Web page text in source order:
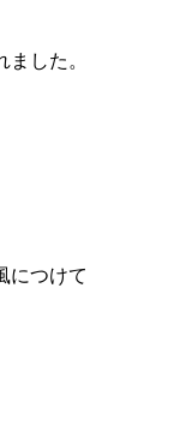
した。
につけて